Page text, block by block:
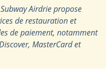
Airdrie propose
de restauration et
de paiement, notamment
MasterCard et